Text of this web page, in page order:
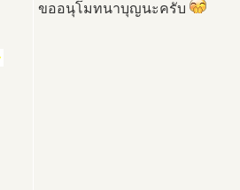
ขออนุโมทนาบุญนะครับ